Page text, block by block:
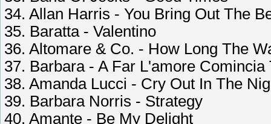
34. Allan Harris - You Bring Out The
35. Baratta - Valentino
36. Altomare & Co. - How Long The
37. Barbara - A Far L'amore Comincia
38. Amanda Lucci - Cry Out In The
39. Barbara Norris - Strategy
40. Amante - Be My Delight